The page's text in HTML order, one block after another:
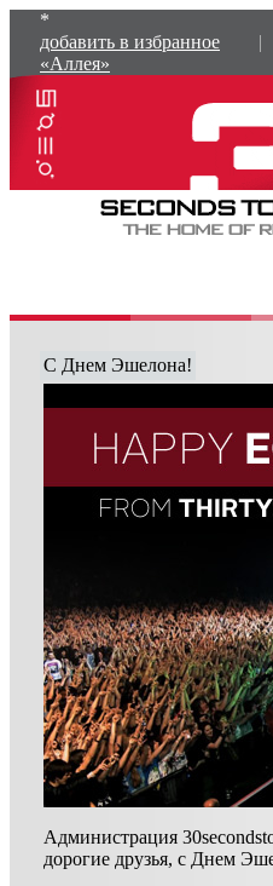
*
добавить в избранное
|
«Аллея»
С Днем Эшелона!
Администрация
дорогие друзья, с Днем